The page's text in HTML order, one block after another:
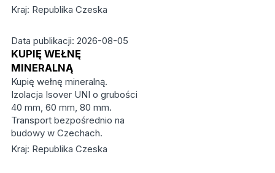
Kraj: Republika Czeska
Data publikacji: 2026-08-05
KUPIĘ WEŁNĘ
MINERALNĄ
Kupię wełnę mineralną.
Izolacja Isover UNI o grubości
40 mm, 60 mm, 80 mm.
Transport bezpośrednio na
budowy w Czechach.
Kraj: Republika Czeska